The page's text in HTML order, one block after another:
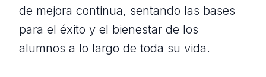
de mejora continua, sentando las bases
para el éxito y el bienestar de los
alumnos a lo largo de toda su vida.